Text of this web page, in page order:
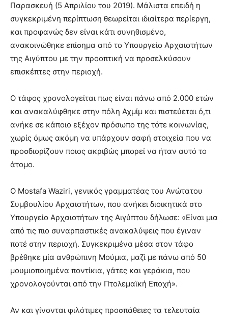
Παρασκευή (5 Απριλίου του 2019). Μάλιστα επειδή η
συγκεκριμένη περίπτωση θεωρείται ιδιαίτερα περίεργη,
και προφανώς δεν είναι κάτι συνηθισμένο,
ανακοινώθηκε επίσημα από το Υπουργείο Αρχαιοτήτων
της Αιγύπτου με την προοπτική να προσελκύσουν
επισκέπτες στην περιοχή.
Ο τάφος χρονολογείται πως είναι πάνω από 2.000 ετών
και ανακαλύφθηκε στην πόλη Αχμίμ και πιστεύεται ό,τι
ανήκε σε κάποιο εξέχον πρόσωπο της τότε κοινωνίας,
χωρίς όμως ακόμη να υπάρχουν σαφή στοιχεία που να
προσδιορίζουν ποιος ακριβώς μπορεί να ήταν αυτό το
άτομο.
O Mostafa Waziri, γενικός γραμματέας του Ανώτατου
Συμβουλίου Αρχαιοτήτων, που ανήκει διοικητικά στο
Yπουργείο Aρχαιοτήτων της Αιγύπτου δήλωσε: «Είναι μια
από τις πιο συναρπαστικές ανακαλύψεις που έγιναν
ποτέ στην περιοχή. Συγκεκριμένα μέσα στον τάφο
βρέθηκε μία ανθρώπινη Μούμια, μαζί με πάνω από 50
μουμιοποιημένα ποντίκια, γάτες και γεράκια, που
χρονολογούνται από την Πτολεμαϊκή Εποχή».
Αν και γίνονται φιλότιμες προσπάθειες τα τελευταία